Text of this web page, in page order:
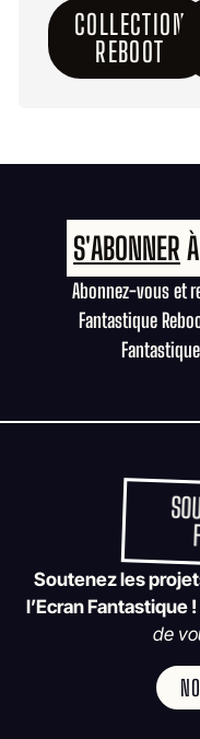
COLLECTION
REBOOT
S'ABONNER
Abonnez-vous et
Fantastique
Soutenez les
l’Ecran Fantastique !
de